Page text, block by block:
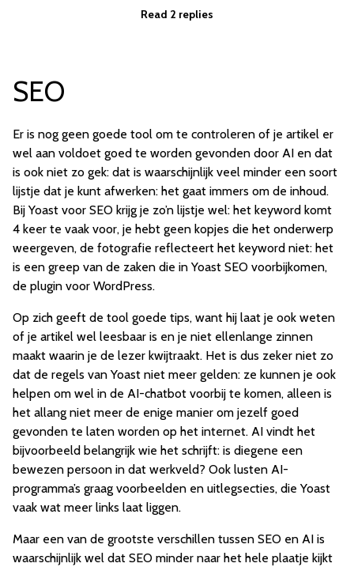
Read 2 replies
SEO
Er is nog geen goede tool om te controleren of je artikel er
wel aan voldoet goed te worden gevonden door AI en dat
is ook niet zo gek: dat is waarschijnlijk veel minder een soort
lijstje dat je kunt afwerken: het gaat immers om de inhoud.
Bij Yoast voor SEO krijg je zo’n lijstje wel: het keyword komt
4 keer te vaak voor, je hebt geen kopjes die het onderwerp
weergeven, de fotografie reflecteert het keyword niet: het
is een greep van de zaken die in Yoast SEO voorbijkomen,
de plugin voor WordPress.
Op zich geeft de tool goede tips, want hij laat je ook weten
of je artikel wel leesbaar is en je niet ellenlange zinnen
maakt waarin je de lezer kwijtraakt. Het is dus zeker niet zo
dat de regels van Yoast niet meer gelden: ze kunnen je ook
helpen om wel in de AI-chatbot voorbij te komen, alleen is
het allang niet meer de enige manier om jezelf goed
gevonden te laten worden op het internet. AI vindt het
bijvoorbeeld belangrijk wie het schrijft: is diegene een
bewezen persoon in dat werkveld? Ook lusten AI-
programma’s graag voorbeelden en uitlegsecties, die Yoast
vaak wat meer links laat liggen.
Maar een van de grootste verschillen tussen SEO en AI is
waarschijnlijk wel dat SEO minder naar het hele plaatje kijkt